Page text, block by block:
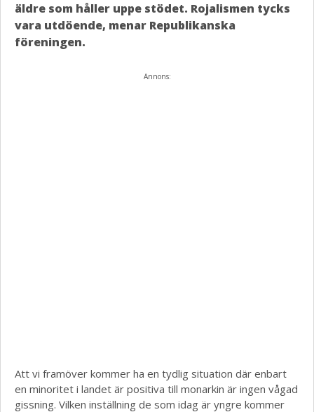
äldre som håller uppe stödet. Rojalismen tycks
vara utdöende, menar Republikanska
föreningen.
Annons:
Att vi framöver kommer ha en tydlig situation där enbart
en minoritet i landet är positiva till monarkin är ingen vågad
gissning. Vilken inställning de som idag är yngre kommer